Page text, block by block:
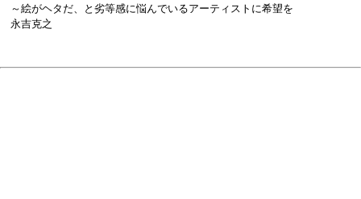
～絵がヘタだ、と劣等感に悩んでいるアーティストに希望を
永吉克之